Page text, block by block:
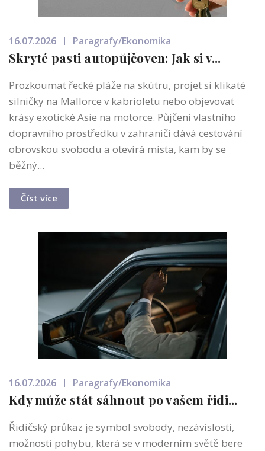
16.07.2026 Paragrafy/Ekonomika
Skryté pasti autopůjčoven: Jak si v...
Prozkoumat řecké pláže na skútru, projet si klikaté
silničky na Mallorce v kabrioletu nebo objevovat
krásy exotické Asie na motorce. Půjčení vlastního
dopravního prostředku v zahraničí dává cestování
obrovskou svobodu a otevírá místa, kam by se
běžný...
Číst více
16.07.2026 Paragrafy/Ekonomika
Kdy může stát sáhnout po vašem řidi...
Řidičský průkaz je symbol svobody, nezávislosti,
možnosti pohybu, která se v moderním světě bere